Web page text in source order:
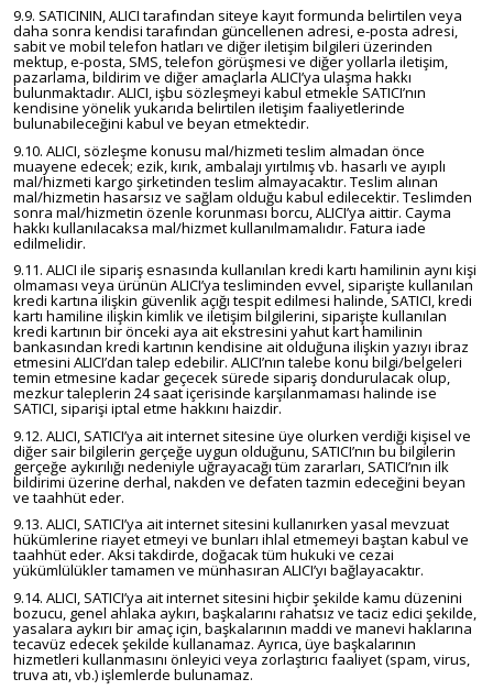
9.9. SATICININ, ALICI tarafından siteye kayıt formunda belirtilen veya
daha sonra kendisi tarafından güncellenen adresi, e-posta adresi,
sabit ve mobil telefon hatları ve diğer iletişim bilgileri üzerinden
mektup, e-posta, SMS, telefon görüşmesi ve diğer yollarla iletişim,
pazarlama, bildirim ve diğer amaçlarla ALICI’ya ulaşma hakkı
bulunmaktadır. ALICI, işbu sözleşmeyi kabul etmekle SATICI’nın
kendisine yönelik yukarıda belirtilen iletişim faaliyetlerinde
bulunabileceğini kabul ve beyan etmektedir.
9.10. ALICI, sözleşme konusu mal/hizmeti teslim almadan önce
muayene edecek; ezik, kırık, ambalajı yırtılmış vb. hasarlı ve ayıplı
mal/hizmeti kargo şirketinden teslim almayacaktır. Teslim alınan
mal/hizmetin hasarsız ve sağlam olduğu kabul edilecektir. Teslimden
sonra mal/hizmetin özenle korunması borcu, ALICI’ya aittir. Cayma
hakkı kullanılacaksa mal/hizmet kullanılmamalıdır. Fatura iade
edilmelidir.
9.11. ALICI ile sipariş esnasında kullanılan kredi kartı hamilinin aynı kişi
olmaması veya ürünün ALICI’ya tesliminden evvel, siparişte kullanılan
kredi kartına ilişkin güvenlik açığı tespit edilmesi halinde, SATICI, kredi
kartı hamiline ilişkin kimlik ve iletişim bilgilerini, siparişte kullanılan
kredi kartının bir önceki aya ait ekstresini yahut kart hamilinin
bankasından kredi kartının kendisine ait olduğuna ilişkin yazıyı ibraz
etmesini ALICI’dan talep edebilir. ALICI’nın talebe konu bilgi/belgeleri
temin etmesine kadar geçecek sürede sipariş dondurulacak olup,
mezkur taleplerin 24 saat içerisinde karşılanmaması halinde ise
SATICI, siparişi iptal etme hakkını haizdir.
9.12. ALICI, SATICI’ya ait internet sitesine üye olurken verdiği kişisel ve
diğer sair bilgilerin gerçeğe uygun olduğunu, SATICI’nın bu bilgilerin
gerçeğe aykırılığı nedeniyle uğrayacağı tüm zararları, SATICI’nın ilk
bildirimi üzerine derhal, nakden ve defaten tazmin edeceğini beyan
ve taahhüt eder.
9.13. ALICI, SATICI’ya ait internet sitesini kullanırken yasal mevzuat
hükümlerine riayet etmeyi ve bunları ihlal etmemeyi baştan kabul ve
taahhüt eder. Aksi takdirde, doğacak tüm hukuki ve cezai
yükümlülükler tamamen ve münhasıran ALICI’yı bağlayacaktır.
9.14. ALICI, SATICI’ya ait internet sitesini hiçbir şekilde kamu düzenini
bozucu, genel ahlaka aykırı, başkalarını rahatsız ve taciz edici şekilde,
yasalara aykırı bir amaç için, başkalarının maddi ve manevi haklarına
tecavüz edecek şekilde kullanamaz. Ayrıca, üye başkalarının
hizmetleri kullanmasını önleyici veya zorlaştırıcı faaliyet (spam, virus,
truva atı, vb.) işlemlerde bulunamaz.